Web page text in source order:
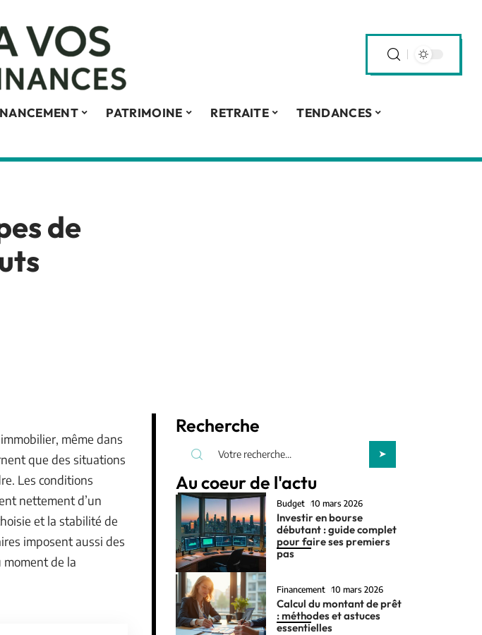
PATRIMOINE RETRAITE
TENDANCES
de
même dans
que des situations
Les conditions
nettement d’un
et la stabilité de
imposent aussi des
moment de la
Recherche
Au coeur de l'actu
Budget 10 mars 2026
Investir en bourse
débutant : guide complet
pour faire ses premiers
pas
Financement 10 mars 2026
Calcul du montant de prêt
: méthodes et astuces
essentielles